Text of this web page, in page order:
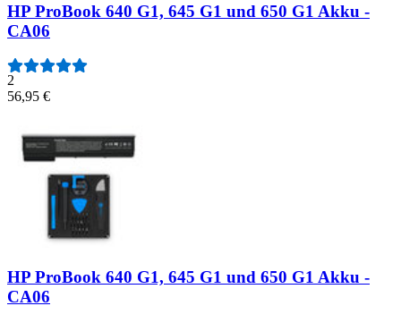
HP ProBook 640 G1, 645 G1 und 650 G1 Akku -
CA06
2
56,95 €
HP ProBook 640 G1, 645 G1 und 650 G1 Akku -
CA06